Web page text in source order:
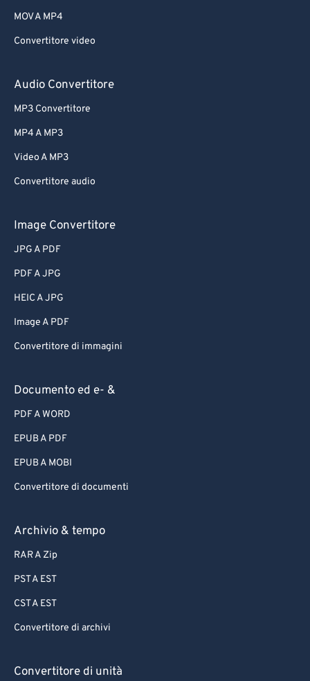
MOV A MP4
Convertitore video
Audio Convertitore
MP3 Convertitore
MP4 A MP3
Video A MP3
Convertitore audio
Image Convertitore
JPG A PDF
PDF A JPG
HEIC A JPG
Image A PDF
Convertitore di immagini
Documento ed e- &
PDF A WORD
EPUB A PDF
EPUB A MOBI
Convertitore di documenti
Archivio & tempo
RAR A Zip
PST A EST
CST A EST
Convertitore di archivi
Convertitore di unità